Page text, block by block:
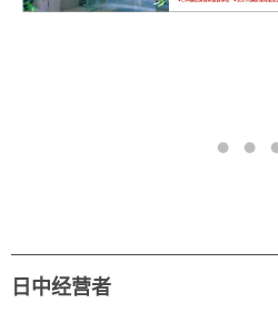
日中经营者